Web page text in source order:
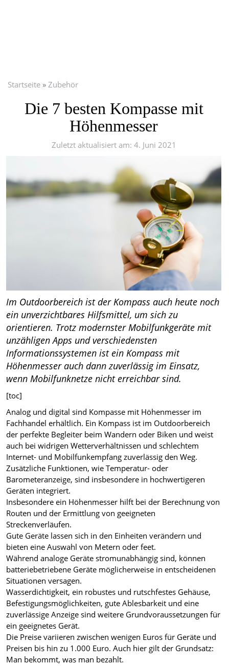
Startseite Zubehör
Die 7 besten Kompasse mit
Höhenmesser
Zuletzt aktualisiert am: 4. Juni 2021
Im Outdoorbereich ist der Kompass auch heute noch
ein unverzichtbares Hilfsmittel, um sich zu
orientieren. Trotz modernster Mobilfunkgeräte mit
unzähligen Apps und verschiedensten
Informationssystemen ist ein Kompass mit
Höhenmesser auch dann zuverlässig im Einsatz,
wenn Mobilfunknetze nicht erreichbar sind.
[toc]
Analog und digital sind Kompasse mit Höhenmesser im
Fachhandel erhältlich. Ein Kompass ist im Outdoorbereich
der perfekte Begleiter beim Wandern oder Biken und weist
auch bei widrigen Wetterverhältnissen und schlechtem
Internet- und Mobilfunkempfang zuverlässig den Weg.
Zusätzliche Funktionen, wie Temperatur- oder
Barometeranzeige, sind insbesondere in hochwertigeren
Geräten integriert.
Insbesondere ein Höhenmesser hilft bei der Berechnung von
Routen und der Ermittlung von geeigneten
Streckenverläufen.
Gute Geräte lassen sich in den Einheiten verändern und
bieten eine Auswahl von Metern oder feet.
Während analoge Geräte stromunabhängig sind, können
batteriebetriebene Geräte möglicherweise in entscheidenen
Situationen versagen.
Wasserdichtigkeit, ein robustes und rutschfestes Gehäuse,
Befestigungsmöglichkeiten, gute Ablesbarkeit und eine
zuverlässige Anzeige sind weitere Grundvoraussetzungen für
ein geeignetes Gerät.
Die Preise variieren zwischen wenigen Euros für Geräte und
Preisen bis hin zu 1.000 Euro. Auch hier gilt der Grundsatz:
Man bekommt, was man bezahlt.